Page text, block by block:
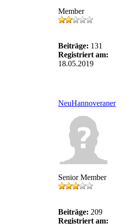
Member
Beiträge: 131
Registriert am:
18.05.2019
NeuHannoveraner
Senior Member
Beiträge: 209
Registriert am: